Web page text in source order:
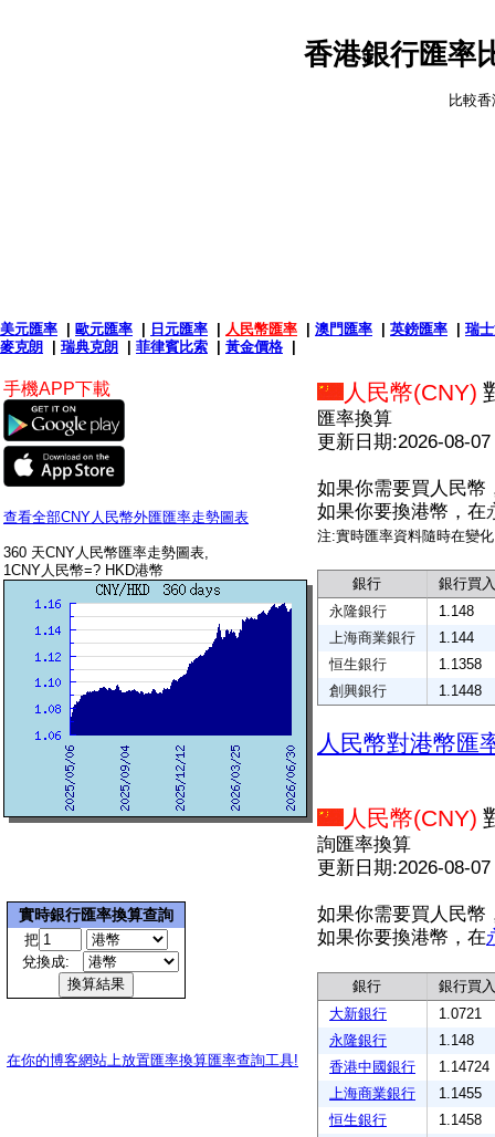
香港銀行匯率
比較
美元匯率 歐元匯率 日元匯率 人民幣匯率 澳門匯率 英鎊匯率
瑞
麥克朗
瑞典克朗 菲律賓比索 黃金價格
手機APP下載
查看全部CNY人民幣外匯匯率走勢圖表
360 天CNY人民幣匯率走勢圖表,
1CNY人民幣=? HKD港幣
實時銀行匯率換算查詢
把
兌換成:
在你的博客網站上放置匯率換算匯率查詢工具!
人民幣(CNY)
匯率換算
更新日期:2026-08-
如果你需要買人民幣
如果你要換港幣，在
注:實時匯率資料隨時在變
銀行
銀行買
永隆銀行
1.148
上海商業銀行
1.144
恒生銀行
1.1358
創興銀行
1.1448
人民幣對港幣匯
人民幣(CNY)
詢匯率換算
更新日期:2026-08-
如果你需要買人民幣
如果你要換港幣，在
銀行
銀行買
大新銀行
1.0721
永隆銀行
1.148
香港中國銀行
1.14724
上海商業銀行
1.1455
恒生銀行
1.1458